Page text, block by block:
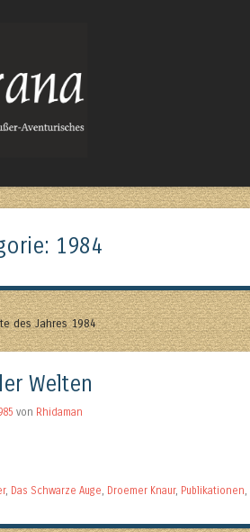
1984
des Jahres 1984
Welten
von Rhidaman
, Das Schwarze Auge Droemer Knaur, Publikationen